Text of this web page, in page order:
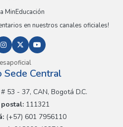
MinEducación
en nuestros canales oficiales!
Sede Central
53 - 37, CAN, Bogotá D.C.
111321
(+57) 601 7956110